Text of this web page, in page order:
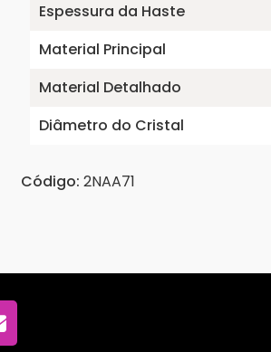
Espessura da Haste
Material Principal
Material Detalhado
Diâmetro do Cristal
Código: 2NAA71